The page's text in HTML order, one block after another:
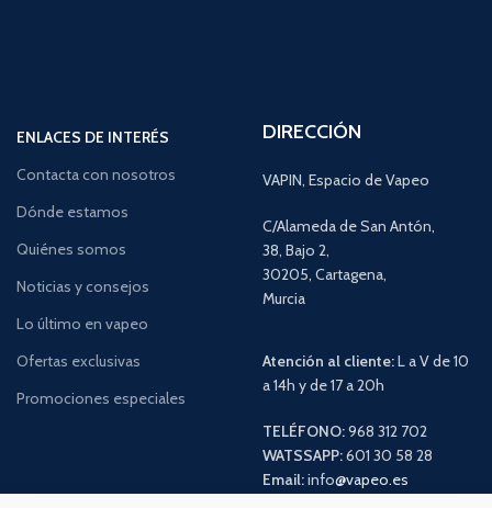
ENLACES DE INTERÉS
Contacta con nosotros
Dónde estamos
Quiénes somos
Noticias y consejos
Lo último en vapeo
Ofertas exclusivas
Promociones especiales
DIRECCIÓN
VAPIN, Espacio de Vapeo
C/Alameda de San Antón,
38, Bajo 2,
30205, Cartagena,
Murcia
Atención al cliente:L a V de 10
a 14h y de 17 a 20h
TELÉFONO:968 312 702
WATSSAPP:601 30 58 28
Email:info@vapeo.es